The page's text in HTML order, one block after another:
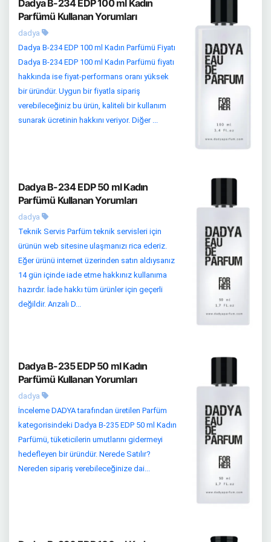
Dadya B-234 EDP 100 ml Kadın
Parfümü Kullanan Yorumları
dadya
Dadya B-234 EDP 100 ml Kadın Parfümü Fiyatı
Dadya B-234 EDP 100 ml Kadın Parfümü fiyatı
hakkında ise fiyat-performans oranı yüksek
bir üründür. Uygun bir fiyatla sipariş
verebileceğiniz bu ürün, kaliteli bir kullanım
sunarak ücretinin hakkını veriyor. Diğer ...
Dadya B-234 EDP 50 ml Kadın
Parfümü Kullanan Yorumları
dadya
Teknik Servis Parfüm teknik servisleri için
ürünün web sitesine ulaşmanızı rica ederiz.
Eğer ürünü internet üzerinden satın aldıysanız
14 gün içinde iade etme hakkınız kullanıma
hazırdır. İade hakkı tüm ürünler için geçerli
değildir. Arızalı D...
Dadya B-235 EDP 50 ml Kadın
Parfümü Kullanan Yorumları
dadya
İnceleme DADYA tarafından üretilen Parfüm
kategorisindeki Dadya B-235 EDP 50 ml Kadın
Parfümü, tüketicilerin umutlarını gidermeyi
hedefleyen bir üründür. Nerede Satılır?
Nereden sipariş verebileceğinize dai...